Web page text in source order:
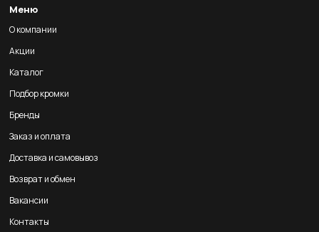
Меню
О компании
Акции
Каталог
Подбор кромки
Бренды
Заказ и оплата
Доставка и самовывоз
Возврат и обмен
Вакансии
Контакты